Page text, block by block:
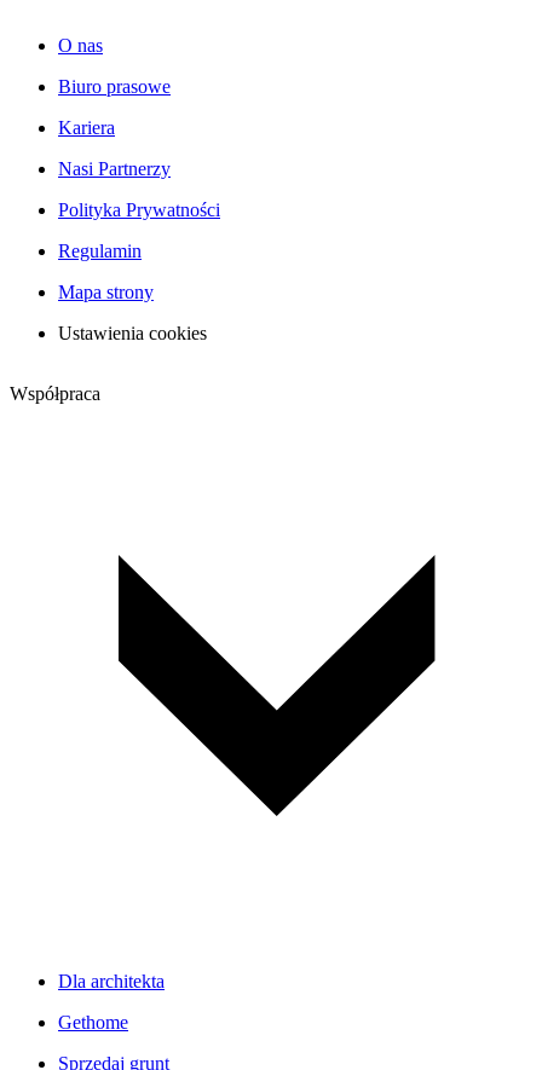
O nas
Biuro prasowe
Kariera
Nasi Partnerzy
Polityka Prywatności
Regulamin
Mapa strony
Ustawienia cookies
Współpraca
Dla architekta
Gethome
Sprzedaj grunt